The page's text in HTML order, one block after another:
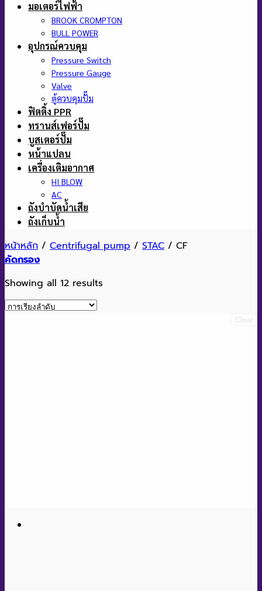
มอเตอร์ไฟฟ้า
BROOK CROMPTON
BULL POWER
อุปกรณ์ควบคุม
Pressure Switch
Pressure Gauge
Valve
ตู้ควบคุมปั๊ม
ฟิตติ้ง PPR
ทรานส์เฟอร์ปั๊ม
บูสเตอร์ปั๊ม
หน้าแปลน
เครื่องเติมอากาศ
HI BLOW
AC
ถังบำบัดน้ำเสีย
ถังเก็บน้ำ
หน้าหลัก / Centrifugal pump / STAC / CF
คัดกรอง
Showing all 12 results